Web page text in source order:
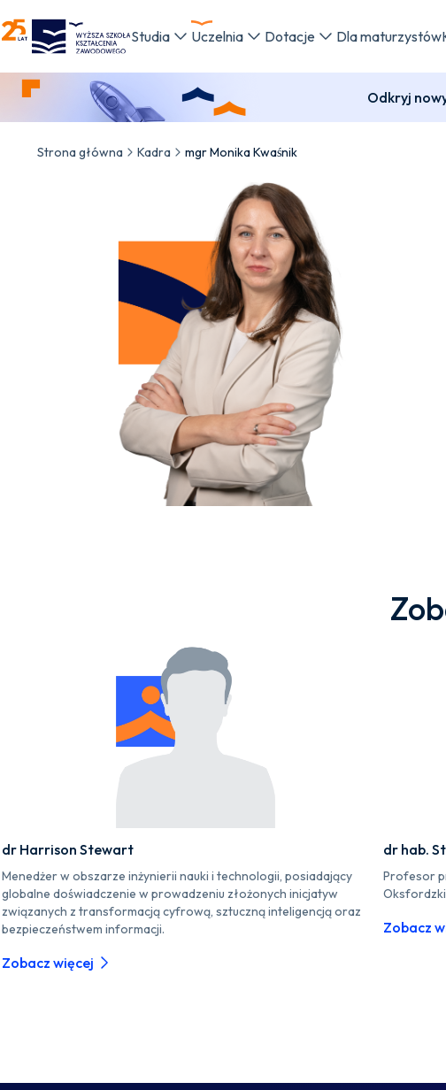
WSKZ - strona główna
Studia Uczelnia Dotacje Dla maturzystów
Odkryj
Strona główna Kadra mgr Monika Kwaśnik
dr Harrison Stewart
Menedżer w obszarze inżynierii nauki i technologii, posiadający
globalne doświadczenie w prowadzeniu złożonych inicjatyw
związanych z transformacją cyfrową, sztuczną inteligencją oraz
bezpieczeństwem informacji.
Zobacz więcej
dr hab.
Profesor
Zobacz